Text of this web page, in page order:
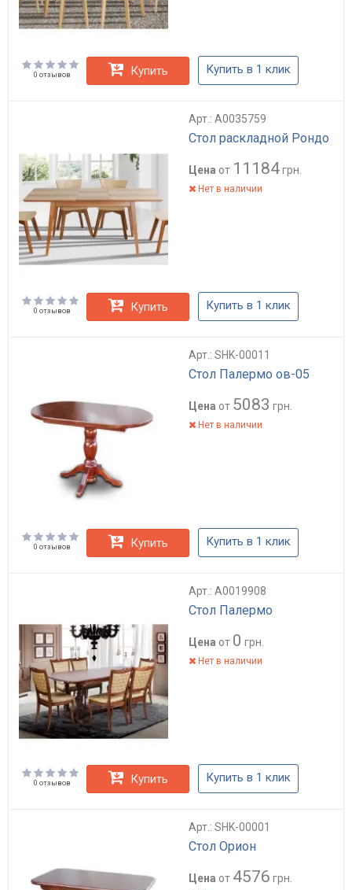
0 отзывов Купить Купить в 1 клик
Арт.: А0035759
Стол раскладной Рондо
Цена от 11184грн.
Нет в наличии
0 отзывов Купить Купить в 1 клик
Арт.: SHK-00011
Стол Палермо ов-05
Цена от 5083 грн.
Нет в наличии
0 отзывов Купить Купить в 1 клик
Арт.: А0019908
Стол Палермо
Цена от 0 грн.
Нет в наличии
0 отзывов Купить Купить в 1 клик
Арт.: SHK-00001
Стол Орион
Цена от 4576 грн.